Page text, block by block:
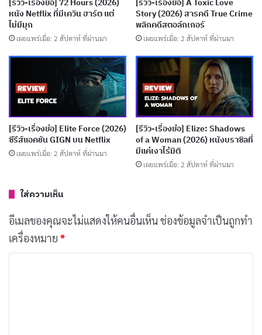
ซุ่มซ่ามและชอบพูดมาก พวกเขาออกไปทำหน้าที่ขนเงิน
ตามปกติ แต่แล้วก็ถูกโจมตีโดยแก๊งโจรนำโดยZoe
สิโนมูลค่า 60 ล้านดอลลาร์ เรื่องราวเริ่มวุ่นวายตั้งแต่ฉากไล่
ล่าบนถนนที่เต็มไปด้วยการยิงกันและมุกตลกเบาๆ
สิ่งที่ทำให้เรื่องราวน่าสนใจคือเคมีระหว่างตัวละครที่ต่างกัน
สุดขั้ว Russell เป็นคนจริงจังและมีประสบการณ์ แต่ Travis
กลับเป็นพวกโก๊ะกังที่สร้างปัญหาไม่หยุดหย่อน หนังค่อยๆ
เผยให้เห็นว่าพวกเขาต้องร่วมมือกันเพื่อเอาตัวรอด แม้จะมี
มุกตลกที่บางครั้งดูธรรมดา แต่ก็พอทำให้เรายิ้มได้ หนัง
เชื่อใจคนที่ไม่ชอบหน้ากันได้แค่ไหน? คำตอบอาจทำให้เรา
ประหลาดใจ
[รีวิว-เรื่องย่อ] 72 Hours (2026)
หนัง Netflix ที่มีเควิน ฮาร์ต แต่
ไม่มีมุก
เผยแพร่เมื่อ: 2 สัปดาห์ ที่ผ่านมา
[รีวิว-เรื่องย่อ] A Toxic Love
Story (2026) สารคดี True Crime
พลิกคดีสตอล์กเกอร์
เผยแพร่เมื่อ: 2 สัปดาห์ ที่ผ่านมา
[รีวิว-เรื่องย่อ] Elite Force (2026)
ซีรีส์แอคชัน GIGN บน Netflix
เผยแพร่เมื่อ: 2 สัปดาห์ ที่ผ่านมา
[รีวิว-เรื่องย่อ] Elize: Shadows
of a Woman (2026) หนังบราซิลที่
มีแค่เงาไร้มิติ
เผยแพร่เมื่อ: 2 สัปดาห์ ที่ผ่านมา
ใส่ความเห็น
อีเมลของคุณจะไม่แสดงให้คนอื่นเห็นช่องข้อมูลจำเป็นถูกทำ
เครื่องหมาย *